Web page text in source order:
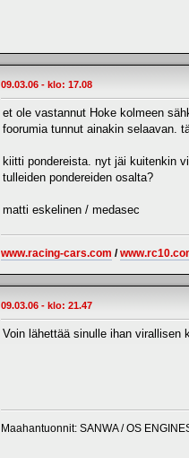
09.03.06 - klo: 17.08
et ole vastannut Hoke kolmeen
foorumia tunnut ainakin selaavan.
kiitti pondereista. nyt jäi kuitenkin
tulleiden pondereiden osalta?
matti eskelinen / medasec
www.racing-cars.com /
09.03.06 - klo: 21.47
Voin lähettää sinulle ihan
Maahantuonnit: SANWA / OS